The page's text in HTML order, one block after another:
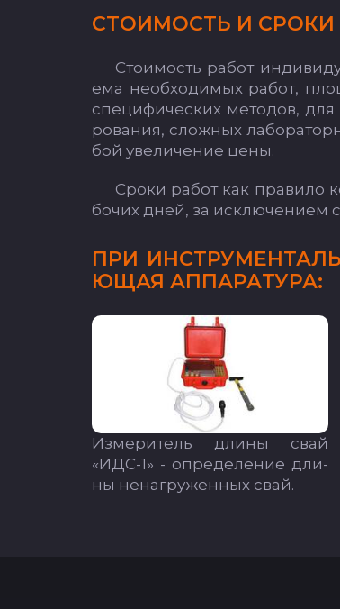
СТО­ИМОСТЬ И
Сто­имость ра­бот
ема не­об­хо­ди­мых ра­бот,
спе­ци­фи­чес­ких ме­то­дов,
ро­ва­ния, слож­ных
бой уве­ли­че­ние це­ны.
Сро­ки ра­бот как пра­ви­ло
бо­чих дней, за ис­клю­че­ни­ем
ПРИ
ЮЩАЯ АП­ПА­РА­ТУ­РА:
Из­ме­ри­тель дли­ны свай
«ИДС-1» - оп­ре­де­ле­ние дли­
ны не­наг­ру­жен­ных свай.